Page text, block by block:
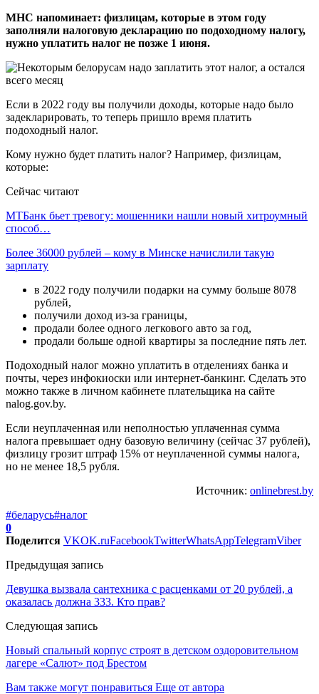
МНС напоминает: физлицам, которые в этом году
заполняли налоговую декларацию по подоходному налогу,
нужно уплатить налог не позже 1 июня.
Если в 2022 году вы получили доходы, которые надо было
задекларировать, то теперь пришло время платить
подоходный налог.
Кому нужно будет платить налог? Например, физлицам,
которые:
Сейчас читают
МТБанк бьет тревогу: мошенники нашли новый хитроумный
способ…
Более 36000 рублей – кому в Минске начислили такую
зарплату
в 2022 году получили подарки на сумму больше 8078
рублей,
получили доход из-за границы,
продали более одного легкового авто за год,
продали больше одной квартиры за последние пять лет.
Подоходный налог можно уплатить в отделениях банка и
почты, через инфокиоски или интернет-банкинг. Сделать это
можно также в личном кабинете плательщика на сайте
nalog.gov.by.
Если неуплаченная или неполностью уплаченная сумма
налога превышает одну базовую величину (сейчас 37 рублей),
физлицу грозит штраф 15% от неуплаченной суммы налога,
но не менее 18,5 рубля.
Источник: onlinebrest.by
#беларусь#налог
0
Поделится VKOK.ruFacebookTwitterWhatsAppTelegramViber
Предыдущая запись
Девушка вызвала сантехника с расценками от 20 рублей, а
оказалась должна 333. Кто прав?
Следующая запись
Новый спальный корпус строят в детском оздоровительном
лагере «Салют» под Брестом
Вам также могут понравиться Еще от автора